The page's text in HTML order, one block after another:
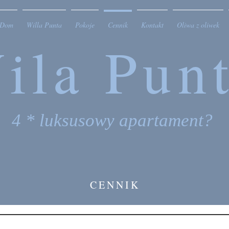
Dom Willa Punta Pokoje Cennik Kontakt Oliwa z oliwek
4 * luksusowy apartament?
CENNIK